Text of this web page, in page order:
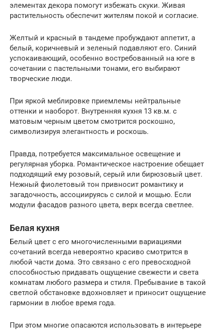
элементах декора помогут избежать скуки. Живая
растительность обеспечит жителям покой и согласие.
Желтый и красный в тандеме пробуждают аппетит, а
белый, коричневый и зеленый подавляют его. Синий
успокаивающий, особенно востребованный на юге в
сочетании с пастельными тонами, его выбирают
творческие люди.
При яркой меблировке приемлемы нейтральные
оттенки и наоборот. Внутренняя кухня 13 кв.м. с
матовым черным цветом смотрится роскошно,
символизируя элегантность и роскошь.
Правда, потребуется максимальное освещение и
регулярная уборка. Романтическое настроение обещает
подходящий ему розовый, серый или бирюзовый цвет.
Нежный фиолетовый тон привносит романтику и
загадочность, ассоциируясь с силой и мощью. Если
модули фасадов разного цвета, верх всегда светлее.
Белая кухня
Белый цвет с его многочисленными вариациями
сочетаний всегда невероятно красиво смотрится в
любой части дома. Это связано с его превосходной
способностью придавать ощущение свежести и света
комнатам любого размера и стиля. Пребывание в такой
светлой обстановке вдохновляет и приносит ощущение
гармонии в любое время года.
При этом многие опасаются использовать в интерьере